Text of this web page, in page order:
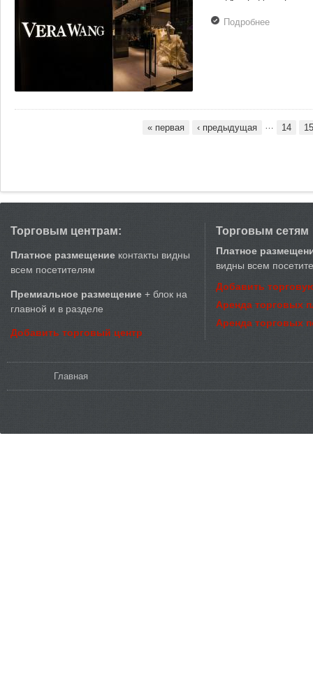
Подробнеео
« первая ‹ предыдущая … 14 15
Торговым центрам:
Платное размещение контакты видны
всем посетителям
Премиальное размещение + блок на
главной и в разделе
Добавить торговый центр
Торговым сетям
Платное
видны всем
Добавить
Аренда торговых
Аренда торговых
Главная